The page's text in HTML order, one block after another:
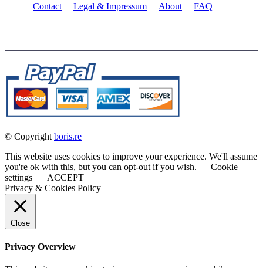
Contact Legal & Impressum About FAQ
© Copyright boris.re
This website uses cookies to improve your experience. We'll assume
you're ok with this, but you can opt-out if you wish.
Cookie
settings
ACCEPT
Privacy & Cookies Policy
Close
Privacy Overview